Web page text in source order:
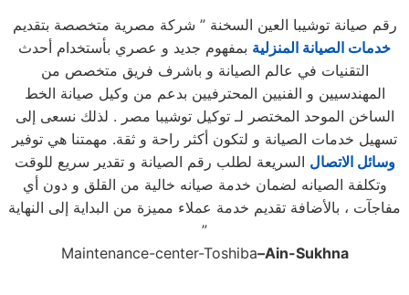
رقم صيانة توشيبا العين السخنة ” شركة مصرية متخصصة بتقديم
خدمات الصيانة المنزلية بمفهوم جديد و عصري بأستخدام أحدث
التقنيات في عالم الصيانة و باشرف فريق متخصص من
المهندسيين و الفنيين المحترفيين بدعم من وكيل صيانة الخط
الساخن الموحد المختصر لـ توكيل توشيبا مصر . لذلك نسعى إلى
تسهيل خدمات الصيانة و لتكون أكثر راحة و ثقة. مهمتنا هي توفير
وسائل الاتصال السريعة لطلب رقم الصيانة و تقدير سريع للوقت
وتكلفة الصيانه لضمان خدمة صيانه خالية من القلق و دون أي
مفاجآت ، بالأضافة تقديم خدمة عملاء مميزة من البداية إلى النهاية
”
Maintenance-center-Toshiba–Ain-Sukhna